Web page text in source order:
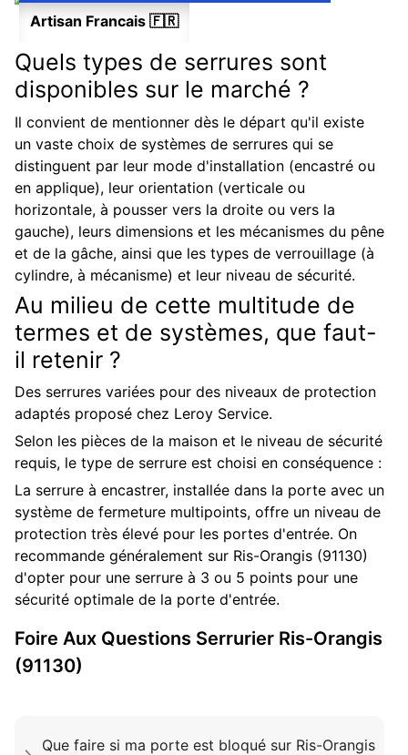
Artisan Francais 🇫🇷
Quels types de serrures sont
disponibles sur le marché ?
Il convient de mentionner dès le départ qu'il existe
un vaste choix de systèmes de serrures qui se
distinguent par leur mode d'installation (encastré ou
en applique), leur orientation (verticale ou
horizontale, à pousser vers la droite ou vers la
gauche), leurs dimensions et les mécanismes du pêne
et de la gâche, ainsi que les types de verrouillage (à
cylindre, à mécanisme) et leur niveau de sécurité.
Au milieu de cette multitude de
termes et de systèmes, que faut-
il retenir ?
Des serrures variées pour des niveaux de protection
adaptés proposé chez Leroy Service.
Selon les pièces de la maison et le niveau de sécurité
requis, le type de serrure est choisi en conséquence :
La serrure à encastrer, installée dans la porte avec un
système de fermeture multipoints, offre un niveau de
protection très élevé pour les portes d'entrée. On
recommande généralement sur Ris-Orangis (91130)
d'opter pour une serrure à 3 ou 5 points pour une
sécurité optimale de la porte d'entrée.
Foire Aux Questions Serrurier Ris-Orangis
(91130)
Que faire si ma porte est bloqué sur Ris-Orangis